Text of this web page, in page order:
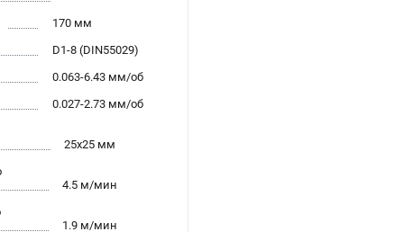
170 мм
D1-8 (DIN55029)
0.063-6.43 мм/об
0.027-2.73 мм/об
25х25 мм
4.5 м/мин
1.9 м/мин